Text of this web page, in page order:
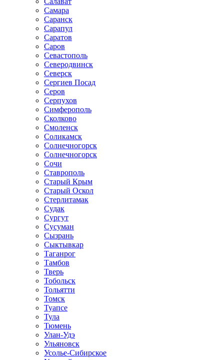
Самара
Саранск
Сарапул
Саратов
Саров
Севастополь
Северодвинск
Северск
Сергиев Посад
Серов
Серпухов
Симферополь
Сколково
Смоленск
Соликамск
Солнечногорск
Солнечногорск
Сочи
Ставрополь
Старый Крым
Старый Оскол
Стерлитамак
Судак
Сургут
Сусуман
Сызрань
Сыктывкар
Таганрог
Тамбов
Тверь
Тобольск
Тольятти
Томск
Туапсе
Тула
Тюмень
Улан-Удэ
Ульяновск
Усолье-Сибирское